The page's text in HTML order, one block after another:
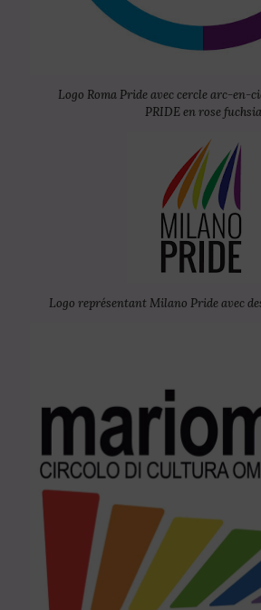
Logo Roma Pride avec cercle arc-en-
PRIDE en rose fuchsia
Logo représentant Milano Pride avec